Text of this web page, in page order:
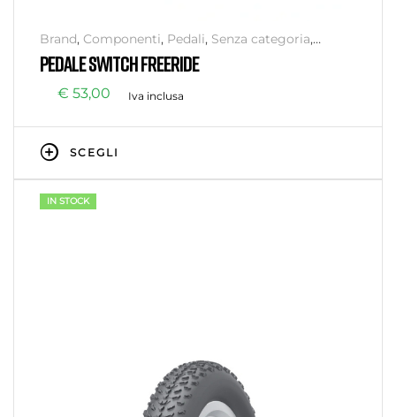
Brand, Componenti, Pedali, Senza categoria,
Switch,Trasmissione
PEDALE SWITCH FREERIDE
€ 53,00 Iva inclusa
SCEGLI
IN STOCK